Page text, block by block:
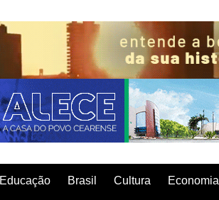
Educação Brasil Cultura Economia